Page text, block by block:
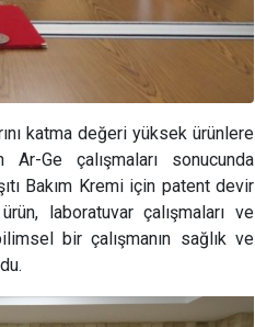
katma değeri yüksek ürünlere
Ge çalışmaları sonucunda
Bakım Kremi için patent devir
laboratuvar çalışmaları ve
bir çalışmanın sağlık ve